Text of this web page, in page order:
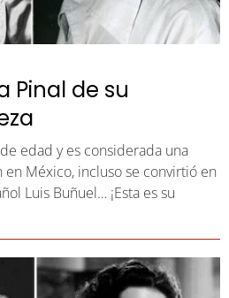
Pinal de su
edad y es considerada una
México, incluso se convirtió en
Luis Buñuel… ¡Esta es su